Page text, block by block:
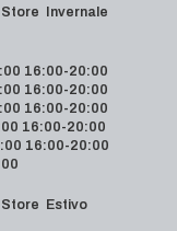
Store
16:00-20:00
16:00-20:00
16:00-20:00
16:00-20:00
16:00-20:00
Store